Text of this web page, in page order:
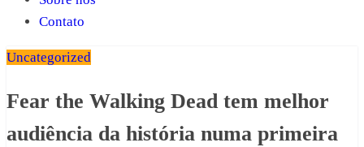
Contato
Uncategorized
Fear the Walking Dead tem melhor
audiência da história numa primeira